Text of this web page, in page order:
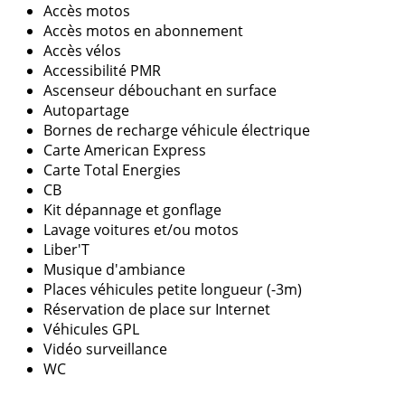
Accès motos
Accès motos en abonnement
Accès vélos
Accessibilité PMR
Ascenseur débouchant en surface
Autopartage
Bornes de recharge véhicule électrique
Carte American Express
Carte Total Energies
CB
Kit dépannage et gonflage
Lavage voitures et/ou motos
Liber'T
Musique d'ambiance
Places véhicules petite longueur (-3m)
Réservation de place sur Internet
Véhicules GPL
Vidéo surveillance
WC